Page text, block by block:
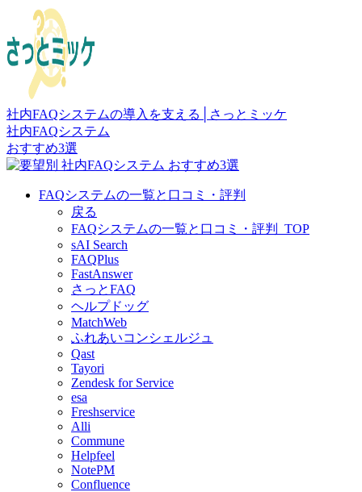
社内FAQシステムの導入を支える│さっとミッケ
社内FAQシステム
おすすめ3選
FAQシステムの一覧と口コミ・評判
戻る
FAQシステムの一覧と口コミ・評判_TOP
sAI Search
FAQPlus
FastAnswer
さっとFAQ
ヘルプドッグ
MatchWeb
ふれあいコンシェルジュ
Qast
Tayori
Zendesk for Service
esa
Freshservice
Alli
Commune
Helpfeel
NotePM
Confluence